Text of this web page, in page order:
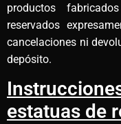
productos
reservados
cancelaciones ni
depósito.
estatuas de